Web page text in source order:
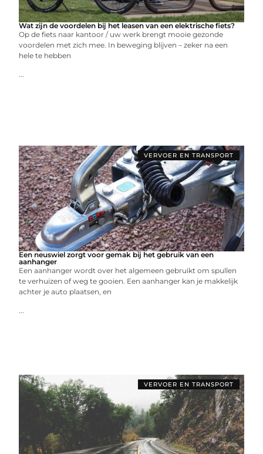
Wat zijn de voordelen bij het leasen van een elektrische fiets?
Op de fiets naar kantoor / uw werk brengt mooie gezonde
voordelen met zich mee. In beweging blijven – zeker na een
hele te hebben
...
VERVOER EN TRANSPORT
Een neuswiel zorgt voor gemak bij het gebruik van een
aanhanger
Een aanhanger wordt over het algemeen gebruikt om spullen
te verhuizen of weg te gooien. Een aanhanger kan je makkelijk
achter je auto plaatsen, en
...
VERVOER EN TRANSPORT